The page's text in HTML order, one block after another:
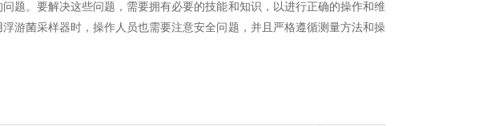
。要解决这些问题，需要拥有必要的技能和知识，以进行正确的操作和维
游菌采样器时，操作人员也需要注意安全问题，并且严格遵循测量方法和操